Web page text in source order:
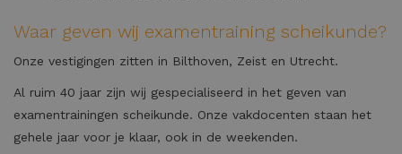
Waar geven wij examentraining scheikunde?
Onze vestigingen zitten in Bilthoven, Zeist en Utrecht.
Al ruim 40 jaar zijn wij gespecialiseerd in het geven van
examentrainingen scheikunde. Onze vakdocenten staan het
gehele jaar voor je klaar, ook in de weekenden.